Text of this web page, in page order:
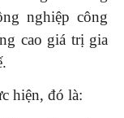
nghiệp công
cao giá trị gia
hiện, đó là: